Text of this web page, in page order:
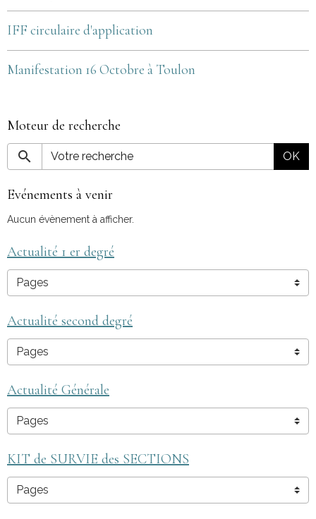
IFF circulaire d'application
Manifestation 16 Octobre à Toulon
Moteur de recherche
OK
Evénements à venir
Aucun évènement à afficher.
Actualité 1 er degré
Actualité second degré
Actualité Générale
KIT de SURVIE des SECTIONS